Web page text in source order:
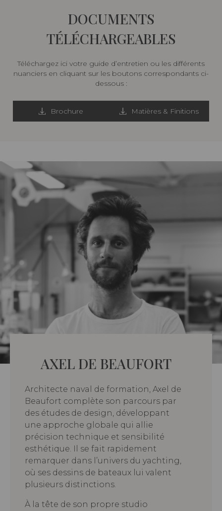
DOCUMENTS
TÉLÉCHARGEABLES
Téléchargez ici votre guide d’entretien ou les différents
nuanciers en cliquant sur les boutons correspondants ci-
dessous :
Brochure Matières & Finitions
AXEL DE BEAUFORT
Architecte naval de formation, Axel de
Beaufort complète son parcours par
des études de design, développant
une approche globale qui allie
précision technique et sensibilité
esthétique. Il se fait rapidement
remarquer dans l’univers du yachting,
où ses dessins de bateaux lui valent
plusieurs distinctions.
À la tête de son propre studio